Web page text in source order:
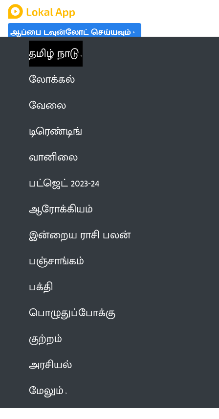
ஆப்பை டவுன்லோட் செய்யவும்
தமிழ் நாடு
லோக்கல்
வேலை
டிரெண்டிங்
வானிலை
பட்ஜெட் 2023-24
ஆரோக்கியம்
இன்றைய ராசி பலன்
பஞ்சாங்கம்
பக்தி
பொழுதுப்போக்கு
குற்றம்
அரசியல்
மேலும்